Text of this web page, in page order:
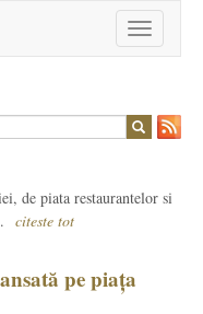
Toggle
navigation
de piata restaurantelor si
citeste tot
pe piața